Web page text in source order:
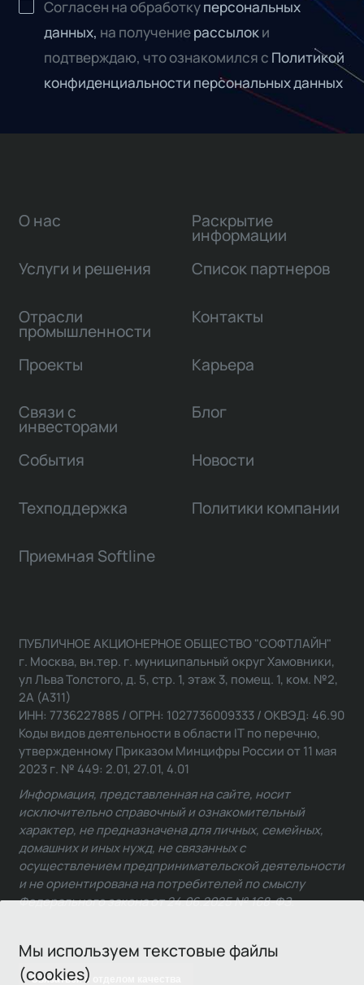
Согласен на обработкуперсональных
данных, на получениерассылоки
подтверждаю, что ознакомился с Политикой
конфиденциальности персональных данных
Мы используем текстовые файлы
(cookies)
О нас
Услуги и решения
Отрасли
промышленности
Проекты
Связи с
инвесторами
Раскрытие
информации
Список партнеров
Контакты
Карьера
Блог
События Новости
Техподдержка Политики компании
Приемная Softline
Связаться с отделом качества
ПУБЛИЧНОЕ АКЦИОНЕРНОЕ ОБЩЕСТВО "СОФТЛАЙН"
г. Москва, вн.тер. г. муниципальный округ Хамовники,
ул Льва Толстого, д. 5, стр. 1, этаж 3, помещ. 1, ком. №2,
2А (А311)
ИНН: 7736227885 / ОГРН: 1027736009333 / ОКВЭД: 46.90
Коды видов деятельности в области IT по перечню,
утвержденному Приказом Минцифры России от 11 мая
2023 г. № 449: 2.01, 27.01, 4.01
Информация, представленная на сайте, носит
исключительно справочный и ознакомительный
характер, не предназначена для личных, семейных,
домашних и иных нужд, не связанных с
осуществлением предпринимательской деятельности
и не ориентирована на потребителей по смыслу
Федерального закона от 24.06.2025 № 168-ФЗ.